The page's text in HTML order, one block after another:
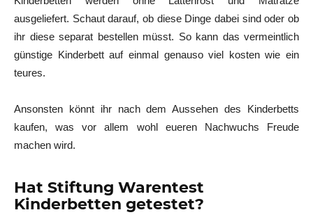
ausgeliefert. Schaut darauf, ob diese Dinge dabei sind oder ob
ihr diese separat bestellen müsst. So kann das vermeintlich
günstige Kinderbett auf einmal genauso viel kosten wie ein
teures.
Ansonsten könnt ihr nach dem Aussehen des Kinderbetts
kaufen, was vor allem wohl eueren Nachwuchs Freude
machen wird.
Hat Stiftung Warentest
Kinderbetten getestet?